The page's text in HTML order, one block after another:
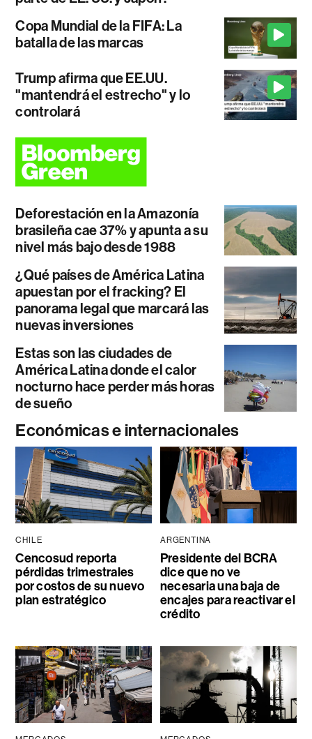
Copa Mundial de la FIFA: La
batalla de las marcas
Trump afirma que EE.UU.
"mantendrá el estrecho" y lo
controlará
Deforestación en la Amazonía
brasileña cae 37% y apunta a su
nivel más bajo desde 1988
¿Qué países de América Latina
apuestan por el fracking? El
panorama legal que marcará las
nuevas inversiones
Estas son las ciudades de
América Latina donde el calor
nocturno hace perder más horas
de sueño
Económicas e internacionales
CHILE
Cencosud reporta
pérdidas trimestrales
por costos de su nuevo
plan estratégico
ARGENTINA
Presidente del BCRA
dice que no ve
necesaria una baja de
encajes para reactivar el
crédito